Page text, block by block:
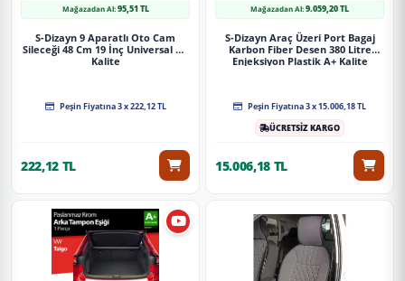
Mağazadan Al:95,51 TL
S-Dizayn 9 Aparatlı Oto Cam
Sileceği 48 Cm 19 İnç Universal A+
Kalite
Peşin Fiyatına 3 x 222,12 TL
222,12 TL
Mağazadan Al:9.059,20 TL
S-Dizayn Araç Üzeri Port Bagaj
Karbon Fiber Desen 380 Litre
Enjeksiyon Plastik A+ Kalite
Peşin Fiyatına 3 x 15.006,18 TL
ÜCRETSİZ KARGO
15.006,18 TL